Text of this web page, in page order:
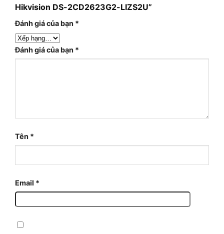
Hikvision DS-2CD2623G2-LIZS2U”
Đánh giá của bạn *
Đánh giá của bạn *
Tên *
Email *